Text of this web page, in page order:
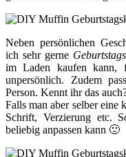
Neben persönlichen
ich sehr gerne
im Laden kaufen kann,
unpersönlich. Zudem
Person. Kennt ihr das
Falls man aber selber eine
Schrift, Verzierung etc.
beliebig anpassen kann 🙂